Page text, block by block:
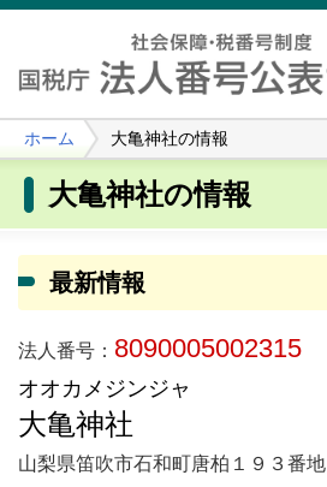
ホーム 大亀神社の情報
大亀神社の情報
最新情報
法人番号： 8090005002315
オオカメジンジャ
大亀神社
山梨県笛吹市石和町唐柏１９３番地